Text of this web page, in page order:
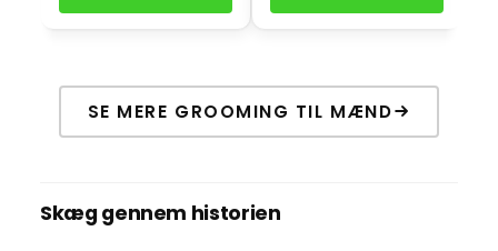
SE MERE GROOMING TIL MÆND
Skæg gennem historien